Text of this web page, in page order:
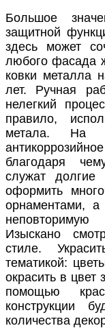
Большое
защитной
здесь может
любого фасада
ковки металла
лет. Ручная
нелегкий
правило,
метала. На
благодаря
служат
оформить
орнаментами, а
Изыскано
стиле.
тематикой:
окрасить в цвет
помощью
конструкции
количества